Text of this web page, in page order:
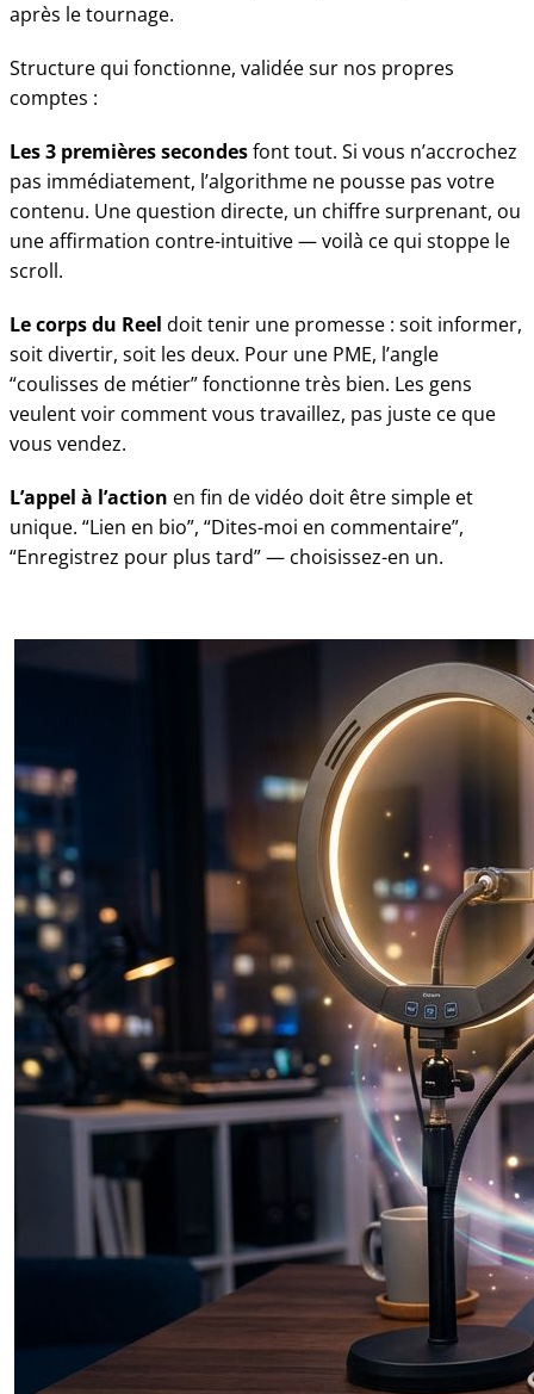
après le tournage.
Structure qui fonctionne, validée sur nos propres
comptes :
Les 3 premières secondesfont tout. Si vous n’accrochez
pas immédiatement, l’algorithme ne pousse pas votre
contenu. Une question directe, un chiffre surprenant, ou
une affirmation contre-intuitive — voilà ce qui stoppe le
scroll.
Le corps du Reel doit tenir une promesse : soit informer,
soit divertir, soit les deux. Pour une PME, l’angle
“coulisses de métier” fonctionne très bien. Les gens
veulent voir comment vous travaillez, pas juste ce que
vous vendez.
L’appel à l’action en fin de vidéo doit être simple et
unique. “Lien en bio”, “Dites-moi en commentaire”,
“Enregistrez pour plus tard” — choisissez-en un.